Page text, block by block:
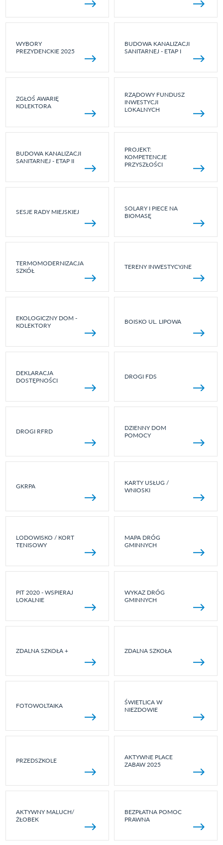
WYBORY
PREZYDENCKIE 2025
BUDOWA KANALIZACJI
SANITARNEJ - ETAP I
ZGŁOŚ AWARIĘ
KOLEKTORA
RZĄDOWY FUNDUSZ
INWESTYCJI
LOKALNYCH
BUDOWA KANALIZACJI
SANITARNEJ - ETAP II
PROJEKT:
KOMPETENCJE
PRZYSZŁOŚCI
SESJE RADY MIEJSKIEJ
SOLARY I PIECE NA
BIOMASĘ
TERMOMODERNIZACJA
SZKÓŁ
TERENY INWESTYCYJNE
EKOLOGICZNY DOM -
KOLEKTORY
BOISKO UL. LIPOWA
DEKLARACJA
DOSTĘPNOŚCI
DROGI FDS
DROGI RFRD
DZIENNY DOM
POMOCY
GKRPA
KARTY USŁUG /
WNIOSKI
LODOWISKO / KORT
TENISOWY
MAPA DRÓG
GMINNYCH
PIT 2020 - WSPIERAJ
LOKALNIE
WYKAZ DRÓG
GMINNYCH
ZDALNA SZKOŁA + ZDALNA SZKOŁA
FOTOWOLTAIKA
ŚWIETLICA W
NIEZDOWIE
PRZEDSZKOLE
AKTYWNE PLACE
ZABAW 2025
AKTYWNY MALUCH/
ŻŁOBEK
BEZPŁATNA POMOC
PRAWNA